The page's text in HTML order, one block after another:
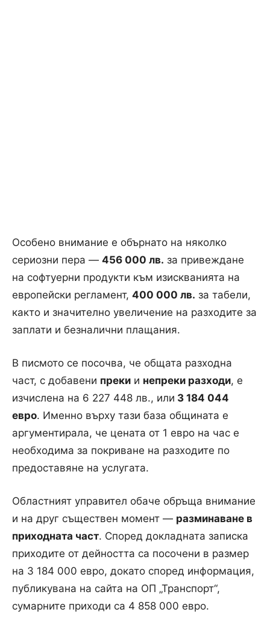
Особено внимание е обърнато на няколко
сериозни пера — 456 000 лв. за привеждане
на софтуерни продукти към изискванията на
европейски регламент, 400 000 лв. за табели,
както и значително увеличение на разходите за
заплати и безналични плащания.
В писмото се посочва, че общата разходна
част, с добавени преки и непреки разходи, е
изчислена на 6 227 448 лв., или 3 184 044
евро. Именно върху тази база общината е
аргументирала, че цената от 1 евро на час е
необходима за покриване на разходите по
предоставяне на услугата.
Областният управител обаче обръща внимание
и на друг съществен момент — разминаване в
приходната част. Според докладната записка
приходите от дейността са посочени в размер
на 3 184 000 евро, докато според информация,
публикувана на сайта на ОП „Транспорт“,
сумарните приходи са 4 858 000 евро.